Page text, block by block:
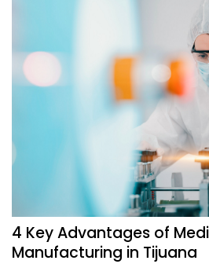
4 Key Advantages of
Manufacturing in Tijuana